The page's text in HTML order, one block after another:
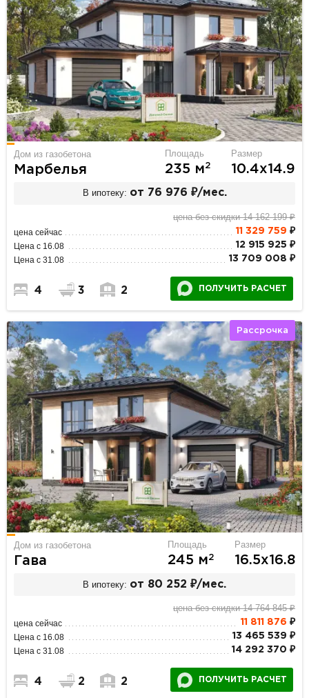
Дом из газобетона
Марбелья
Площадь
235 м2
Размер
10.4х14.9
В ипотеку: от 76 976 ₽/мес.
цена без скидки 14 162 199 ₽
цена сейчас 11 329 759 ₽
Цена с 16.08 12 915 925 ₽
Цена с 31.08 13 709 008 ₽
4 3 2 ПОЛУЧИТЬ РАСЧЕТ
Рассрочка
Дом из газобетона
Гава
Площадь
245 м2
Размер
16.5х16.8
В ипотеку: от 80 252 ₽/мес.
цена без скидки 14 764 845 ₽
цена сейчас 11 811 876 ₽
Цена с 16.08 13 465 539 ₽
Цена с 31.08 14 292 370 ₽
4 2 2 ПОЛУЧИТЬ РАСЧЕТ